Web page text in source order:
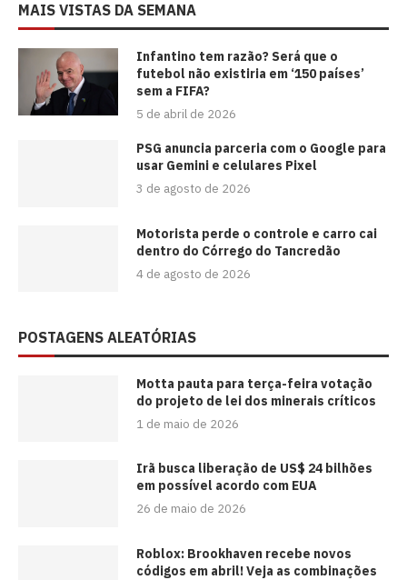
MAIS VISTAS DA SEMANA
⁠Infantino tem razão? Será que o
futebol não existiria em ‘150 países’
sem a FIFA?
5 de abril de 2026
PSG anuncia parceria com o Google para
usar Gemini e celulares Pixel
3 de agosto de 2026
Motorista perde o controle e carro cai
dentro do Córrego do Tancredão
4 de agosto de 2026
POSTAGENS ALEATÓRIAS
Motta pauta para terça-feira votação
do projeto de lei dos minerais críticos
1 de maio de 2026
Irã busca liberação de US$ 24 bilhões
em possível acordo com EUA
26 de maio de 2026
Roblox: Brookhaven recebe novos
códigos em abril! Veja as combinações